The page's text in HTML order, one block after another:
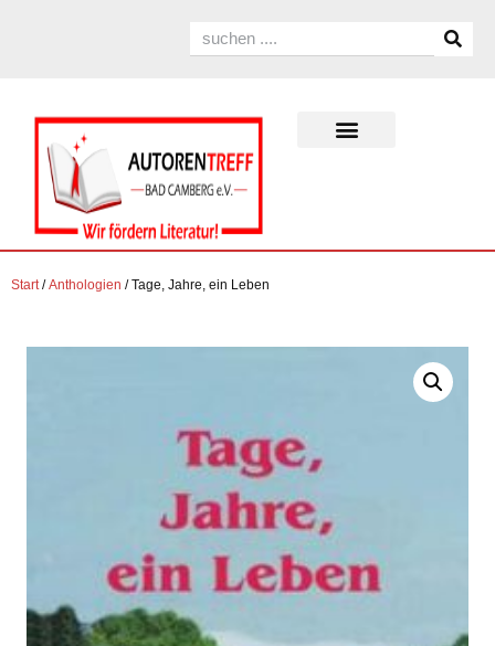
Start /Anthologien / Tage, Jahre, ein Leben